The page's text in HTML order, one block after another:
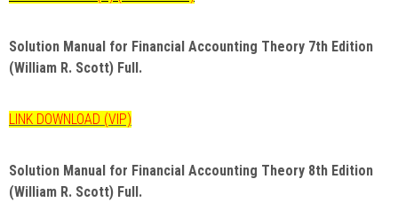
Solution Manual for Financial Accounting Theory 7th Edition
(William R. Scott) Full.
LINK DOWNLOAD (VIP)
Solution Manual for Financial Accounting Theory 8th Edition
(William R. Scott) Full.